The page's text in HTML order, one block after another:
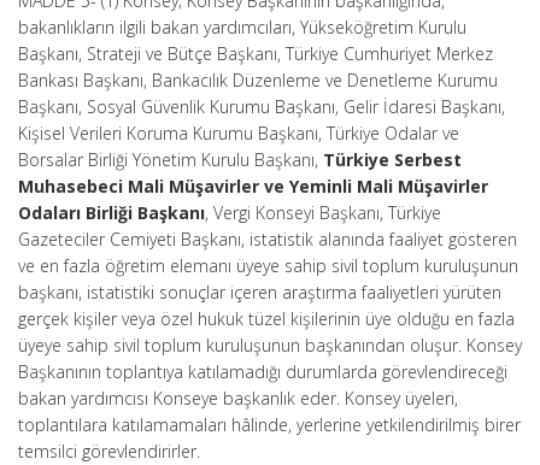
bakanlıkların ilgili bakan yardımcıları, Yükseköğretim Kurulu
Başkanı, Strateji ve Bütçe Başkanı, Türkiye Cumhuriyet Merkez
Bankası Başkanı, Bankacılık Düzenleme ve Denetleme Kurumu
Başkanı, Sosyal Güvenlik Kurumu Başkanı, Gelir İdaresi Başkanı,
Kişisel Verileri Koruma Kurumu Başkanı, Türkiye Odalar ve
Borsalar Birliği Yönetim Kurulu Başkanı, Türkiye Serbest
Muhasebeci Mali Müşavirler ve Yeminli Mali Müşavirler
Odaları Birliği Başkanı, Vergi Konseyi Başkanı, Türkiye
Gazeteciler Cemiyeti Başkanı, istatistik alanında faaliyet gösteren
ve en fazla öğretim elemanı üyeye sahip sivil toplum kuruluşunun
başkanı, istatistiki sonuçlar içeren araştırma faaliyetleri yürüten
gerçek kişiler veya özel hukuk tüzel kişilerinin üye olduğu en fazla
üyeye sahip sivil toplum kuruluşunun başkanından oluşur. Konsey
Başkanının toplantıya katılamadığı durumlarda görevlendireceği
bakan yardımcısı Konseye başkanlık eder. Konsey üyeleri,
toplantılara katılamamaları hâlinde, yerlerine yetkilendirilmiş birer
temsilci görevlendirirler.